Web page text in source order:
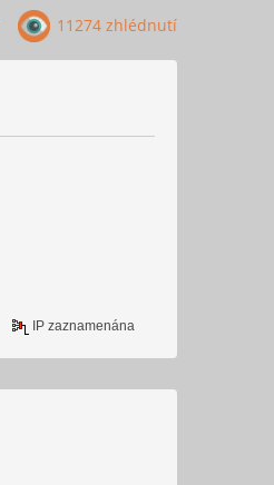
11274 zhlédnutí
IP zaznamenána